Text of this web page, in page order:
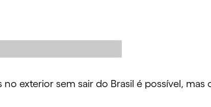
exterior sem sair do Brasil é possível,